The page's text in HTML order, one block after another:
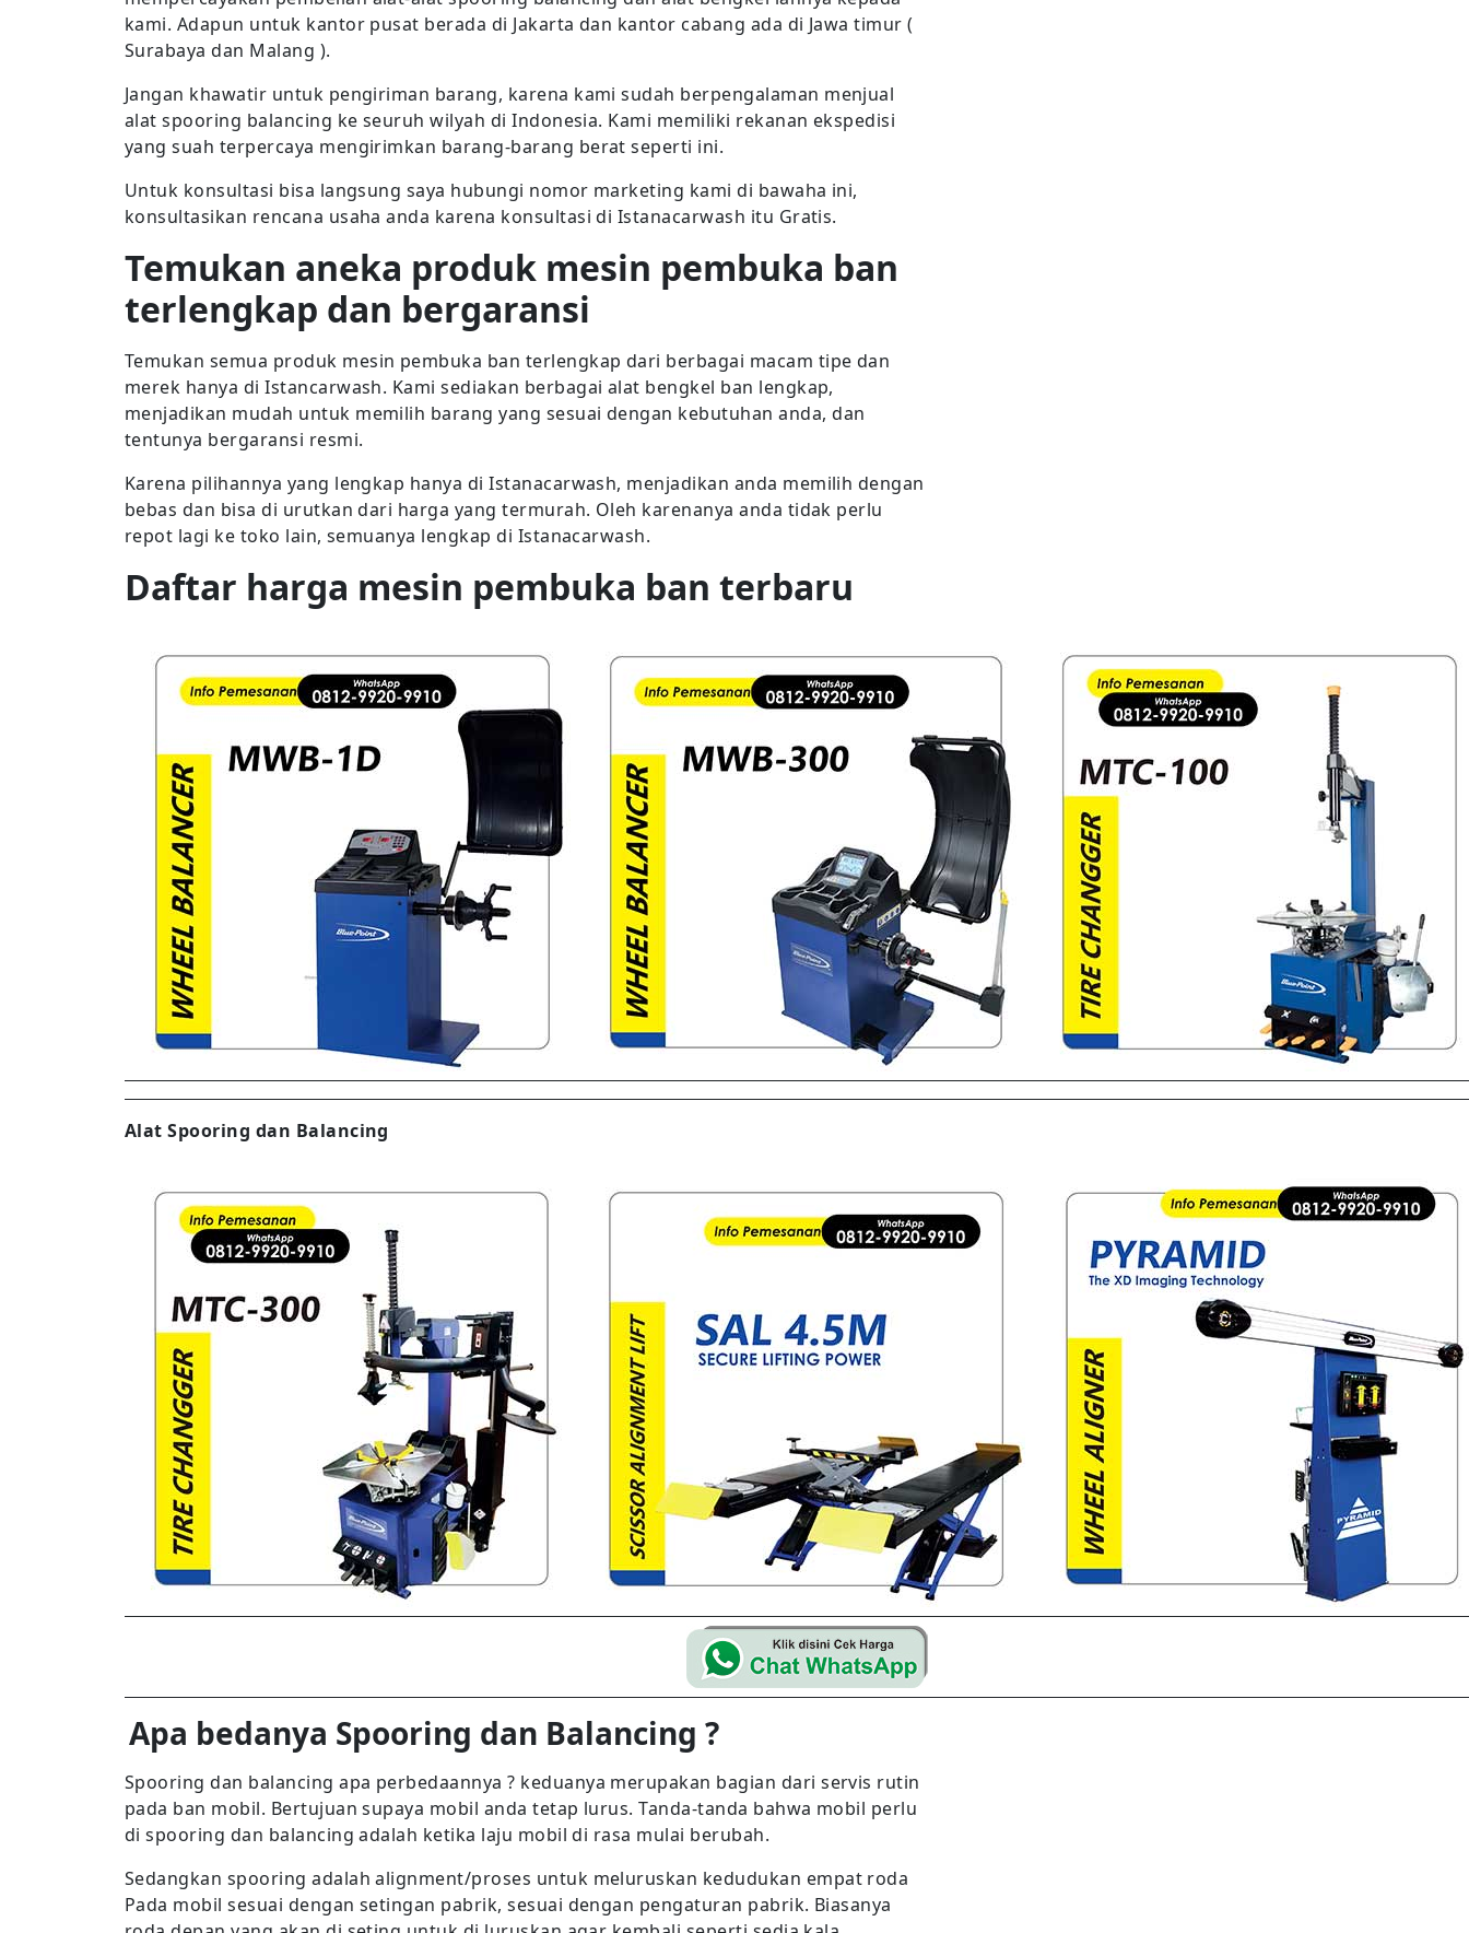
kami. Adapun untuk kantor pusat berada di Jakarta dan kantor cabang ada di Jawa timur (
Surabaya dan Malang ).
Jangan khawatir untuk pengiriman barang, karena kami sudah berpengalaman menjual
alat spooring balancing ke seuruh wilyah di Indonesia. Kami memiliki rekanan ekspedisi
yang suah terpercaya mengirimkan barang-barang berat seperti ini.
Untuk konsultasi bisa langsung saya hubungi nomor marketing kami di bawaha ini,
konsultasikan rencana usaha anda karena konsultasi di Istanacarwash itu Gratis.
Temukan aneka produk mesin pembuka ban
terlengkap dan bergaransi
Temukan semua produk mesin pembuka ban terlengkap dari berbagai macam tipe dan
merek hanya di Istancarwash. Kami sediakan berbagai alat bengkel ban lengkap,
menjadikan mudah untuk memilih barang yang sesuai dengan kebutuhan anda, dan
tentunya bergaransi resmi.
Karena pilihannya yang lengkap hanya di Istanacarwash, menjadikan anda memilih dengan
bebas dan bisa di urutkan dari harga yang termurah. Oleh karenanya anda tidak perlu
repot lagi ke toko lain, semuanya lengkap di Istanacarwash.
Daftar harga mesin pembuka ban terbaru
Alat Spooring dan Balancing
Apa bedanya Spooring dan Balancing ?
Spooring dan balancing apa perbedaannya ? keduanya merupakan bagian dari servis rutin
pada ban mobil. Bertujuan supaya mobil anda tetap lurus. Tanda-tanda bahwa mobil perlu
di spooring dan balancing adalah ketika laju mobil di rasa mulai berubah.
Sedangkan spooring adalah alignment/proses untuk meluruskan kedudukan empat roda
Pada mobil sesuai dengan setingan pabrik, sesuai dengan pengaturan pabrik. Biasanya